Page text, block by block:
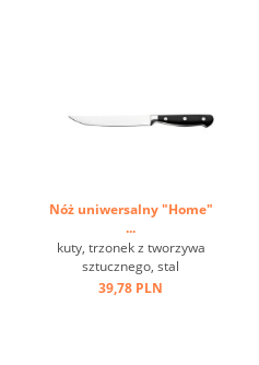
Nóż uniwersalny "Home"
...
kuty, trzonek z tworzywa
sztucznego, stal
milibdenowa ...
39,78 PLN